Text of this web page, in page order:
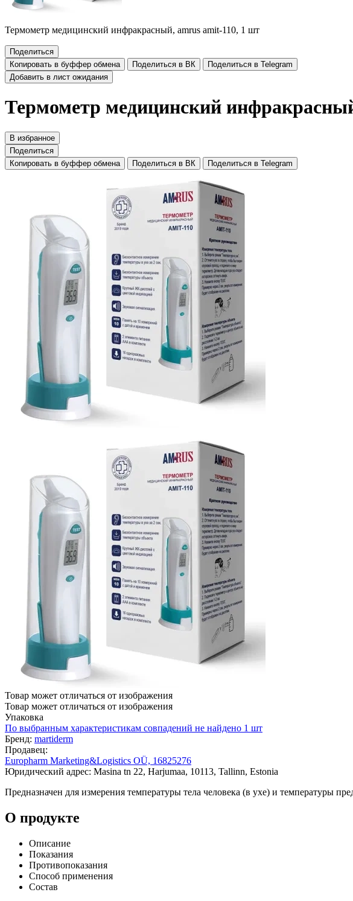
Термометр медицинский инфракрасный, amrus amit-110, 1 шт
Поделиться
Копировать в буффер обмена
Поделиться в ВК
Поделиться в Telegram
Добавить в лист ожидания
Термометр медицинский
В избранное
Поделиться
Копировать в буффер обмена
Поделиться в ВК Поделиться в Telegram
Товар может отличаться от изображения
Товар может отличаться от изображения
Упаковка
По выбранным характеристикам совпадений не найдено 1 шт
Бренд: martiderm
Продавец:
Europharm Marketing&Logistics OÜ, 16825276
Юридический адрес: Masina tn 22, Harjumaa, 10113, Tallinn, Estonia
Предназначен для измерения температуры тела человека (в ухе) и температуры
О продукте
Описание
Показания
Противопоказания
Способ применения
Состав